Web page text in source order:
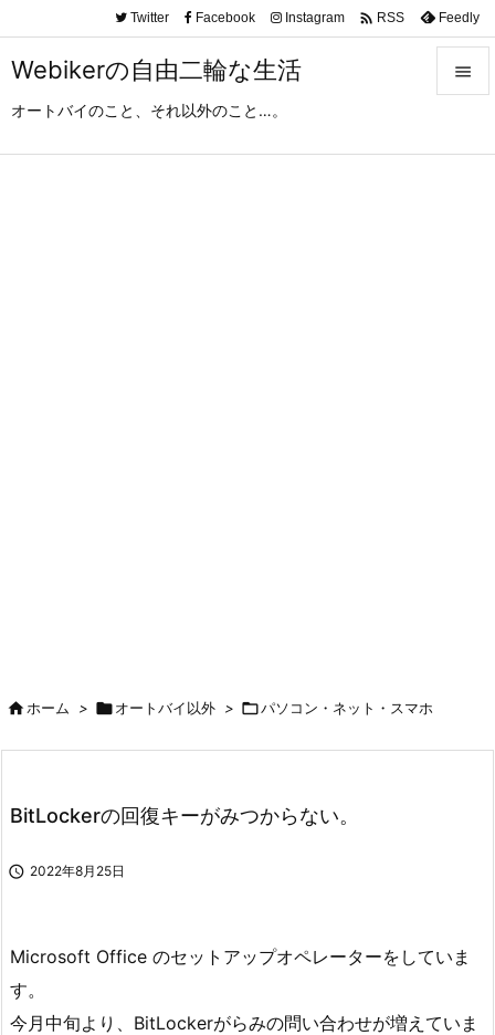
Webikerの自由二輪な生活
オートバイのこと、それ以外のこと…。

Twitter Facebook Instagram  RSS Feedly
ホーム > オートバイ以外 > パソコン・ネット・スマホ
BitLockerの回復キーがみつからない。
 2022年8月25日
Microsoft Office のセットアップオペレーターをしていま
す。
今月中旬より、BitLockerがらみの問い合わせが増えていま